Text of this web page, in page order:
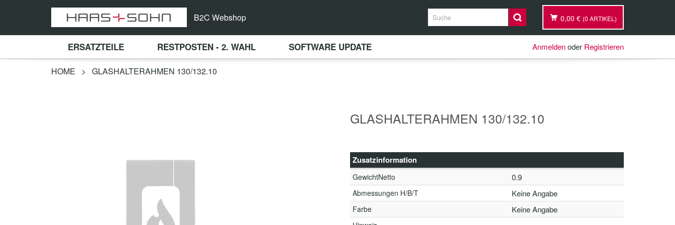
B2C Webshop 0,00 € (0 ARTIKEL)
ERSATZTEILE RESTPOSTEN - 2. WAHL SOFTWARE UPDATE Anmeldenoder Registrieren
HOME > GLASHALTERAHMEN 130/132.10
GLASHALTERAHMEN 130/132.10
Zusatzinformation
GewichtNetto 0.9
Abmessungen H/B/T Keine Angabe
Farbe Keine Angabe